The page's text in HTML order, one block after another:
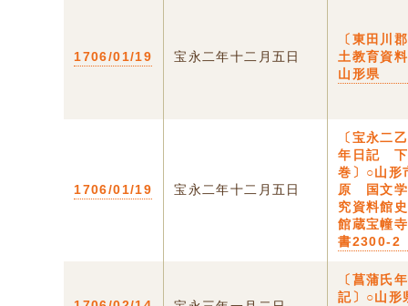
1706/01/19 宝永二年十二月五日
〔東田川
土教育資
山形県
1706/01/19 宝永二年十二月五日
〔宝永二
年日記 下
巻〕○山形
原 国文
究資料館
館蔵宝幢
書2300-2
〔菖蒲氏
記〕○山形